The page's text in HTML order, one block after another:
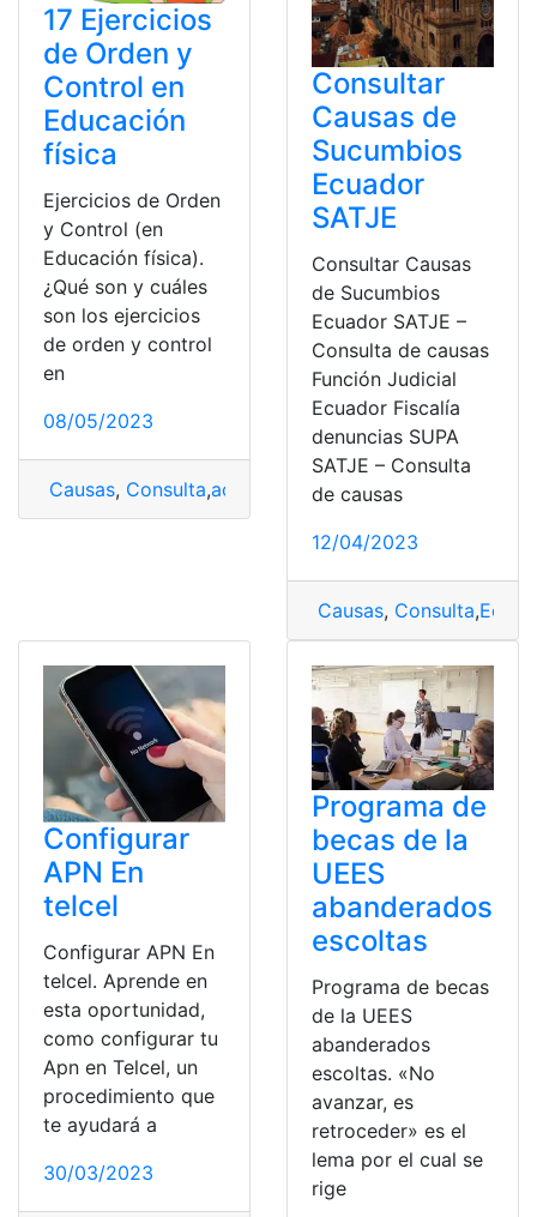
17 Ejercicios
de Orden y
Control en
Educación
física
Ejercicios de Orden
y Control (en
Educación física).
¿Qué son y cuáles
son los ejercicios
de orden y control
en
08/05/2023
Causas, Consulta,actividad física,Educación Física
Consultar
Causas de
Sucumbios
Ecuador
SATJE
Consultar Causas
de Sucumbios
Ecuador SATJE –
Consulta de causas
Función Judicial
Ecuador Fiscalía
denuncias SUPA
SATJE – Consulta
de causas
12/04/2023
Causas, Consulta,
Configurar
APN En
telcel
Configurar APN En
telcel. Aprende en
esta oportunidad,
como configurar tu
Apn en Telcel, un
procedimiento que
te ayudará a
30/03/2023
Programa de
becas de la
UEES
abanderados
escoltas
Programa de becas
de la UEES
abanderados
escoltas. «No
avanzar, es
retroceder» es el
lema por el cual se
rige